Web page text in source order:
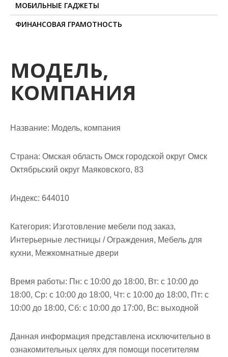
МОБИЛЬНЫЕ ГАДЖЕТЫ
ФИНАНСОВАЯ ГРАМОТНОСТЬ
МОДЕЛЬ,
КОМПАНИЯ
Название: Модель, компания
Страна: Омская область Омск городской округ Омск
Октябрьский округ Маяковского, 83
Индекс: 644010
Категория: Изготовление мебели под заказ,
Интерьерные лестницы / Ограждения, Мебель для
кухни, Межкомнатные двери
Время работы: Пн: с 10:00 до 18:00, Вт: с 10:00 до
18:00, Ср: с 10:00 до 18:00, Чт: с 10:00 до 18:00, Пт: с
10:00 до 18:00, Сб: с 10:00 до 17:00, Вс: выходной
Данная информация представлена исключительно в
ознакомительных целях для помощи посетителям